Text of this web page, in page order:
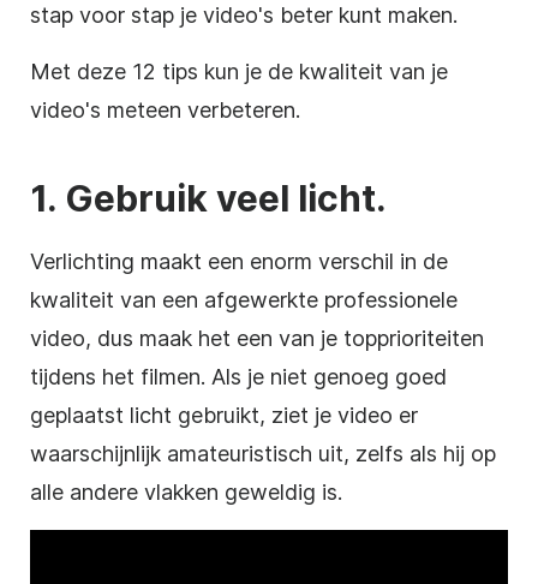
stap voor stap je video's beter kunt maken.
Met deze 12 tips kun je de kwaliteit van je
video's meteen verbeteren.
1. Gebruik veel licht.
Verlichting maakt een enorm verschil in de
kwaliteit van een afgewerkte professionele
video, dus maak het een van je topprioriteiten
tijdens het filmen. Als je niet genoeg goed
geplaatst licht gebruikt, ziet je video er
waarschijnlijk amateuristisch uit, zelfs als hij op
alle andere vlakken geweldig is.